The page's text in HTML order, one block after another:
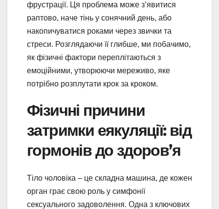
фрустрації. Ця проблема може з’явитися
раптово, наче тінь у сонячний день, або
накопичуватися роками через звички та
стреси. Розглядаючи її глибше, ми побачимо,
як фізичні фактори переплітаються з
емоційними, утворюючи мереживо, яке
потрібно розплутати крок за кроком.
Фізичні причини
затримки еякуляції: від
гормонів до здоров’я
Тіло чоловіка – це складна машина, де кожен
орган грає свою роль у симфонії
сексуального задоволення. Одна з ключових